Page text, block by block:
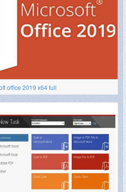
office 2019 x64 full